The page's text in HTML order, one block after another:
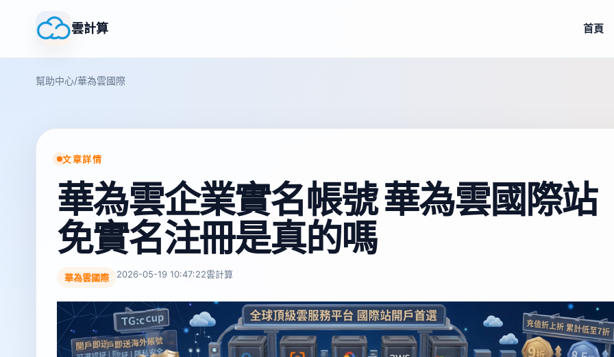
雲計算 首頁
幫助中心/華為雲國際
文章詳情
華為雲企業實名帳號 華為雲國際站
免實名注冊是真的嗎
華為雲國際 2026-05-19 10:47:22雲計算